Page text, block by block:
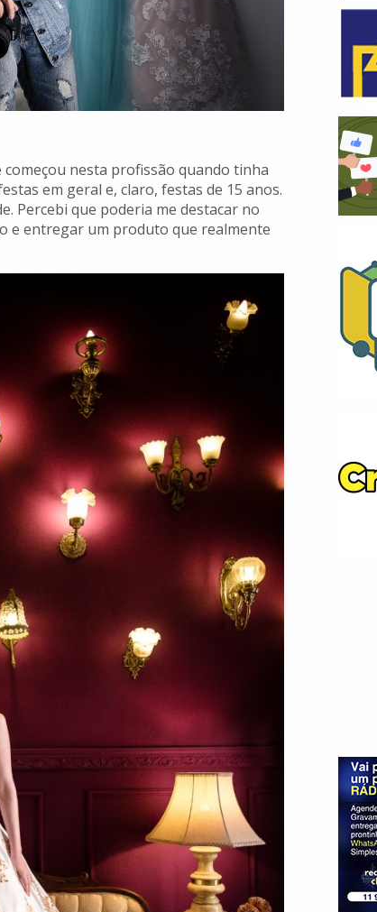
nesta profissão quando tinha
em geral e, claro, festas de 15 anos.
Percebi que poderia me destacar no
e entregar um produto que realmente